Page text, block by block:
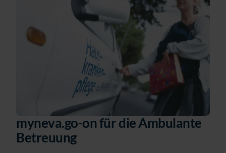
myneva.go-on für die Ambulante
Betreuung